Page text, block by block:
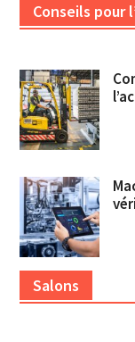
Conseils pour
Salons